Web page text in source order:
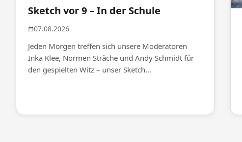
Sketch vor 9 – In der Schule
07.08.2026
Jeden Morgen treffen sich unsere Moderatoren
Inka Klee, Normen Sträche und Andy Schmidt für
den gespielten Witz – unser Sketch...